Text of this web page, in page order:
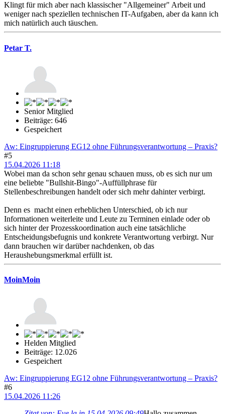
Klingt für mich aber nach klassischer "Allgemeiner" Arbeit und
weniger nach speziellen technischen IT-Aufgaben, aber da kann ich
mich natürlich auch täuschen.
Petar T.
Senior Mitglied
Beiträge: 646
Gespeichert
Aw: Eingruppierung EG12 ohne Führungsverantwortung – Praxis?
#5
15.04.2026 11:18
Wobei man da schon sehr genau schauen muss, ob es sich nur um
eine beliebte "Bullshit-Bingo"-Auffüllphrase für
Stellenbeschreibungen handelt oder sich mehr dahinter verbirgt.
Denn es macht einen erheblichen Unterschied, ob ich nur
Informationen weiterleite und Leute zu Terminen einlade oder ob
sich hinter der Prozesskoordination auch eine tatsächliche
Entscheidungsbefugnis und konkrete Verantwortung verbirgt. Nur
dann brauchen wir darüber nachdenken, ob das
Heraushebungsmerkmal erfüllt ist.
MoinMoin
Helden Mitglied
Beiträge: 12.026
Gespeichert
Aw: Eingruppierung EG12 ohne Führungsverantwortung – Praxis?
#6
15.04.2026 11:26